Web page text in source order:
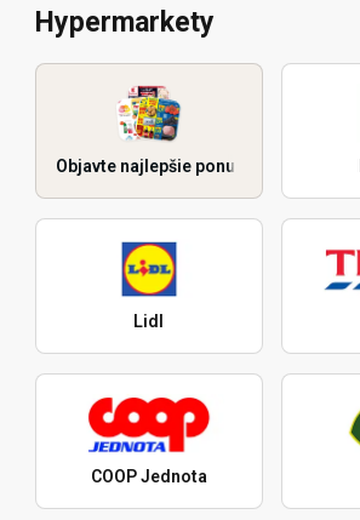
Hypermarkety
Objavte najlepšie ponuky
Lidl
COOP Jednota